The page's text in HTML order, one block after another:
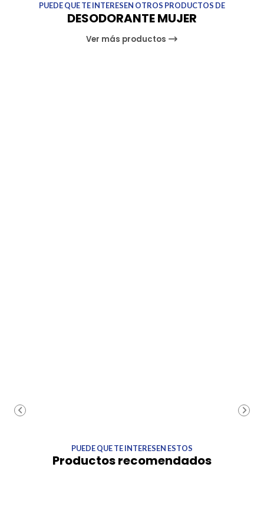
PUEDE QUE TE INTERESEN OTROS PRODUCTOS DE
DESODORANTE MUJER
Ver más productos
PUEDE QUE TE INTERESEN ESTOS
Productos recomendados